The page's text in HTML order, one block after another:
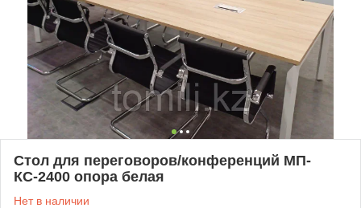
Стол для переговоров/конференций МП-
КС-2400 опора белая
Нет в наличии